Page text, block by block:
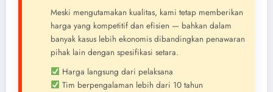
Meski mengutamakan kualitas, kami tetap memberikan
harga yang kompetitif dan efisien — bahkan dalam
banyak kasus lebih ekonomis dibandingkan penawaran
pihak lain dengan spesifikasi setara.
Harga langsung dari pelaksana
Tim berpengalaman lebih dari 10 tahun